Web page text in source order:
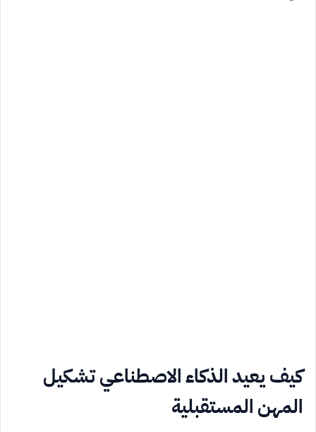
كيف يعيد الذكاء الاصطناعي تشكيل
المهن المستقبلية